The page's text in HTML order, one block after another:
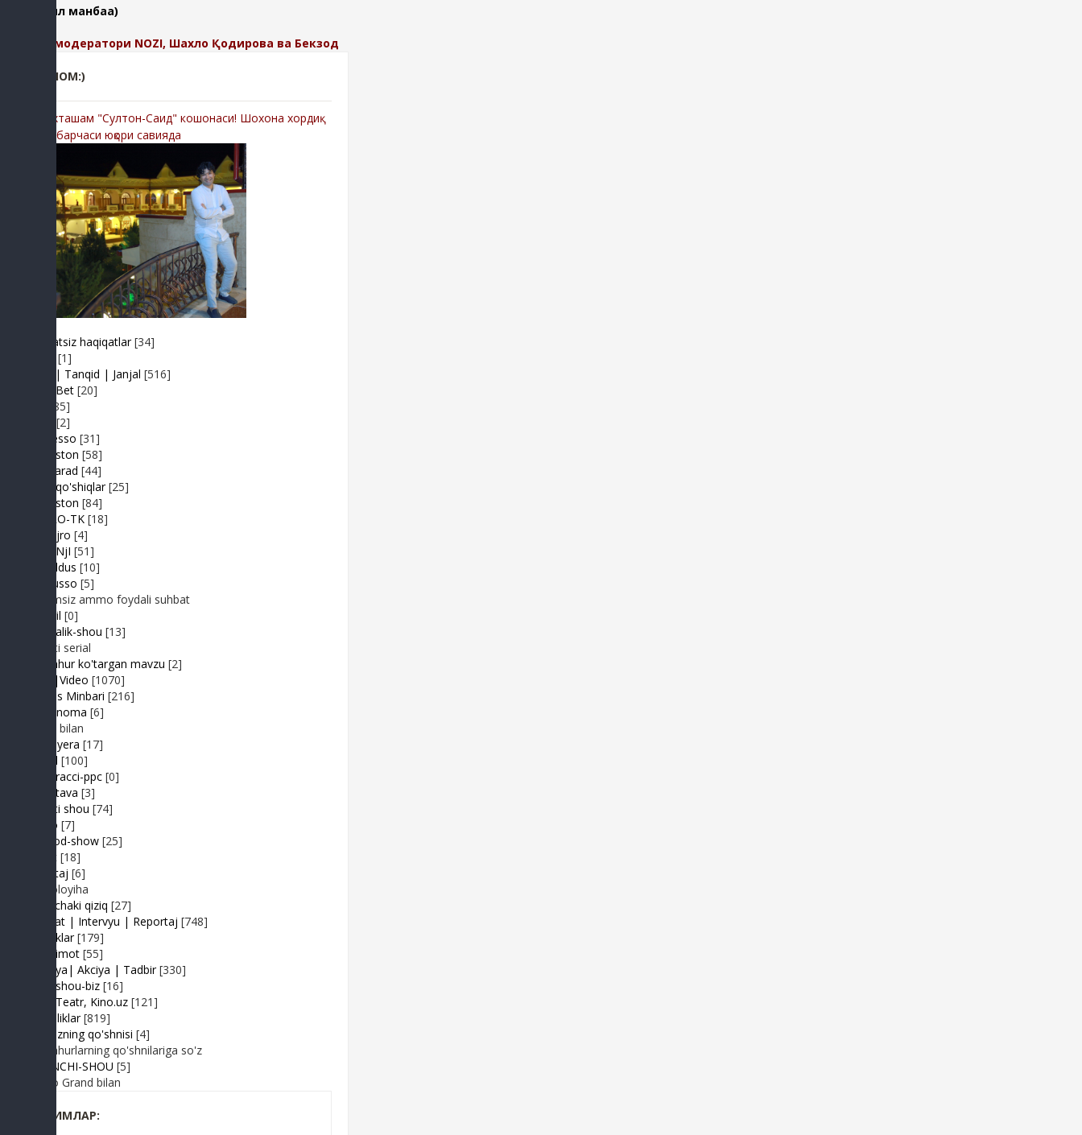
(батафсил манбаа)
Изохлар модератори NOZI, Шахло Қодирова ва Бекзод
РЕКЛОМ:)
-Мухташам "Султон-Саид" кошонаси! Шохона хордиқ
учун барчаси юқори савияда
Adolatsiz haqiqatlar [34]
[1]
Baxs| Tanqid | Janjal [516]
BeshBet [20]
[85]
[2]
Expresso [31]
FIKRiston [58]
Hit-Parad [44]
Ijara qo'shiqlar [25]
IJODiston [84]
IMPRO-TK [18]
Jonli ijro [4]
JuMaNjI [51]
JurYuldus [10]
Kaktusso [5]
Yoqimsiz ammo foydali suhbat
Kongil [0]
Kundalik-shou [13]
Realiti serial
Mashhur ko'targan mavzu [2]
MP3|Video [1070]
Muhlis Minbari [216]
Ovoznoma [6]
Luiza bilan
Premyera [17]
Prikol [100]
Paparacci-ppc [0]
Podstava [3]
Realiti shou [74]
Retro [7]
Sayyod-show [25]
Sport [18]
Shantaj [6]
Videoloyiha
Shunchaki qiziq [27]
Suhbat | Intervyu | Reportaj [748]
Tabriklar [179]
Taqdimot [55]
Hayriya| Akciya | Tadbir [330]
Turk shou-biz [16]
TV | Teatr, Kino.uz [121]
Yangiliklar [819]
Yulduzning qo'shnisi [4]
Mashhurlarning qo'shnilariga so'z
BIRINCHI-SHOU [5]
Radio Grand bilan
КИМЛАР: